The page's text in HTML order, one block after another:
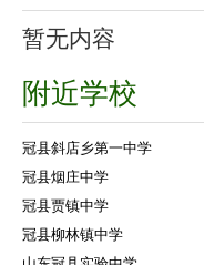
暂无内容
附近学校
冠县斜店乡第一中学
冠县烟庄中学
冠县贾镇中学
冠县柳林镇中学